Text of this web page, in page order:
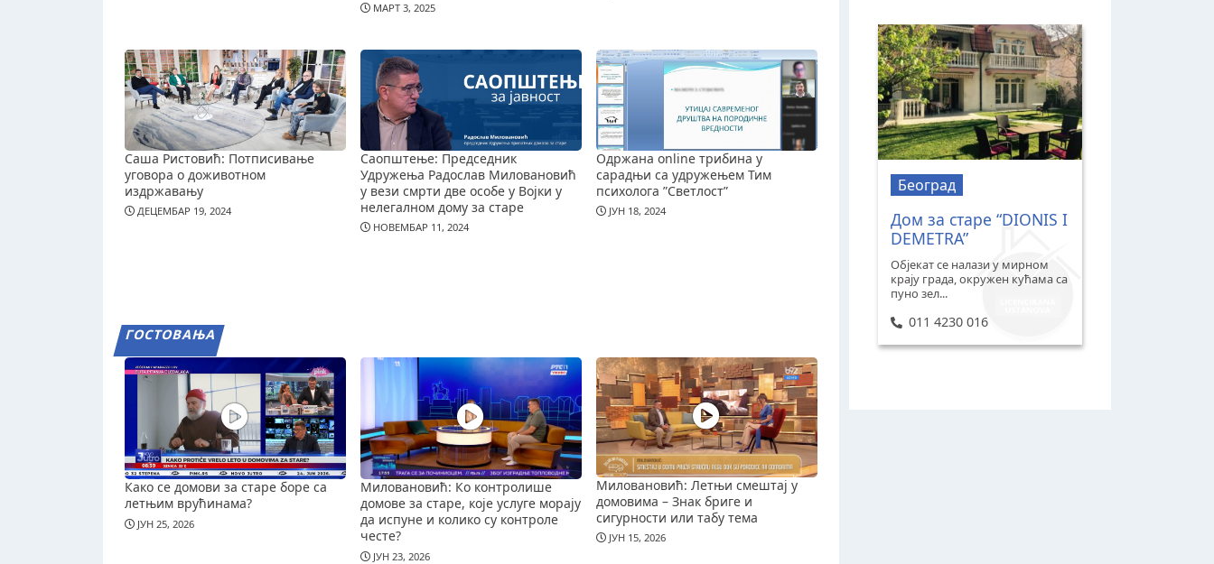
МАРТ 3, 2025
Саша Ристовић: Потписивање
уговора о доживотном
издржавању
ДЕЦЕМБАР 19, 2024
Саопштење: Председник
Удружења Радослав Миловановић
у вези смрти две особе у Војки у
нелегалном дому за старе
НОВЕМБАР 11, 2024
Одржана online трибина у
сарадњи са удружењем Тим
психолога ”Светлост”
ЈУН 18, 2024
ГОСТОВАЊА
Како се домови за старе боре са
летњим врућинама?
ЈУН 25, 2026
Миловановић: Ко контролише
домове за старе, које услуге морају
да испуне и колико су контроле
честе?
ЈУН 23, 2026
Миловановић: Летњи смештај у
домовима – Знак бриге и
сигурности или табу тема
ЈУН 15, 2026
Београд
Дом за старе “DIONIS I
DEMETRA”
Објекат се налази у мирном
крају града, окружен кућама са
пуно зел...
011 4230 016